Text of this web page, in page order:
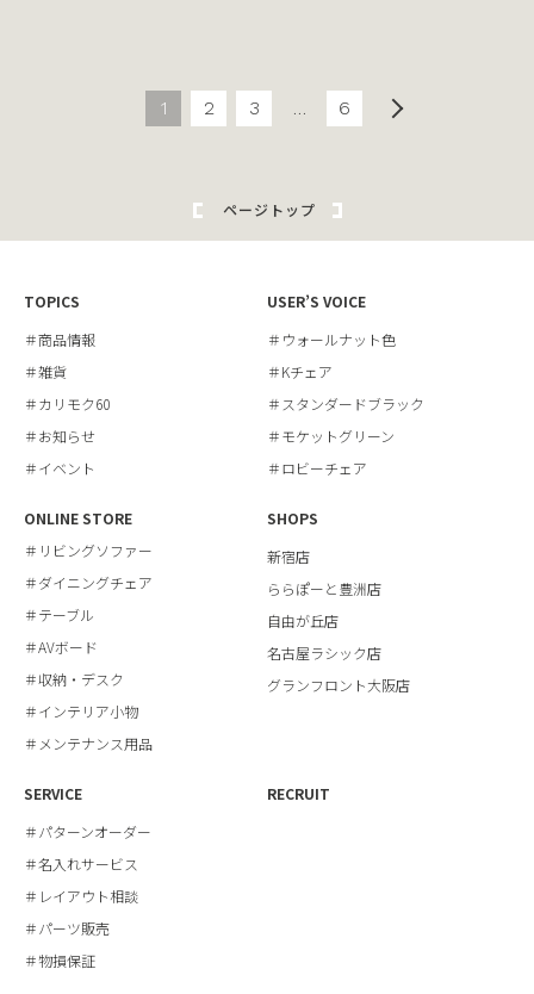
1 2 3 … 6
ページトップ
TOPICS
＃商品情報
＃雑貨
＃カリモク60
＃お知らせ
＃イベント
USER’S VOICE
＃ウォールナット色
＃Kチェア
＃スタンダードブラック
＃モケットグリーン
＃ロビーチェア
ONLINE STORE
＃リビングソファー
＃ダイニングチェア
＃テーブル
＃AVボード
＃収納・デスク
＃インテリア小物
＃メンテナンス用品
SHOPS
新宿店
ららぽーと豊洲店
自由が丘店
名古屋ラシック店
グランフロント大阪店
SERVICE
＃パターンオーダー
＃名入れサービス
＃レイアウト相談
＃パーツ販売
＃物損保証
RECRUIT